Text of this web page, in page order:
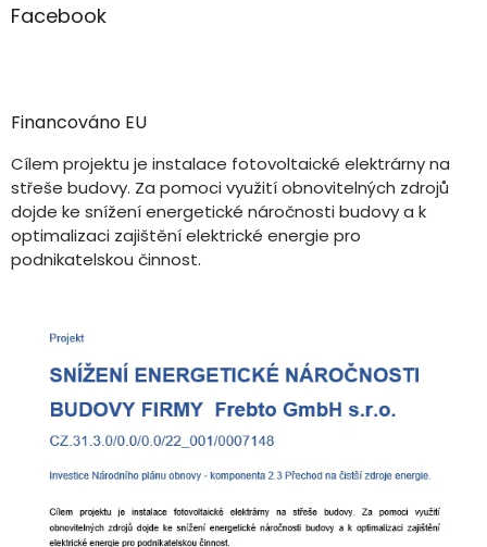
Facebook
Financováno EU
Cílem projektu je instalace fotovoltaické elektrárny na
střeše budovy. Za pomoci využití obnovitelných zdrojů
dojde ke snížení energetické náročnosti budovy a k
optimalizaci zajištění elektrické energie pro
podnikatelskou činnost.